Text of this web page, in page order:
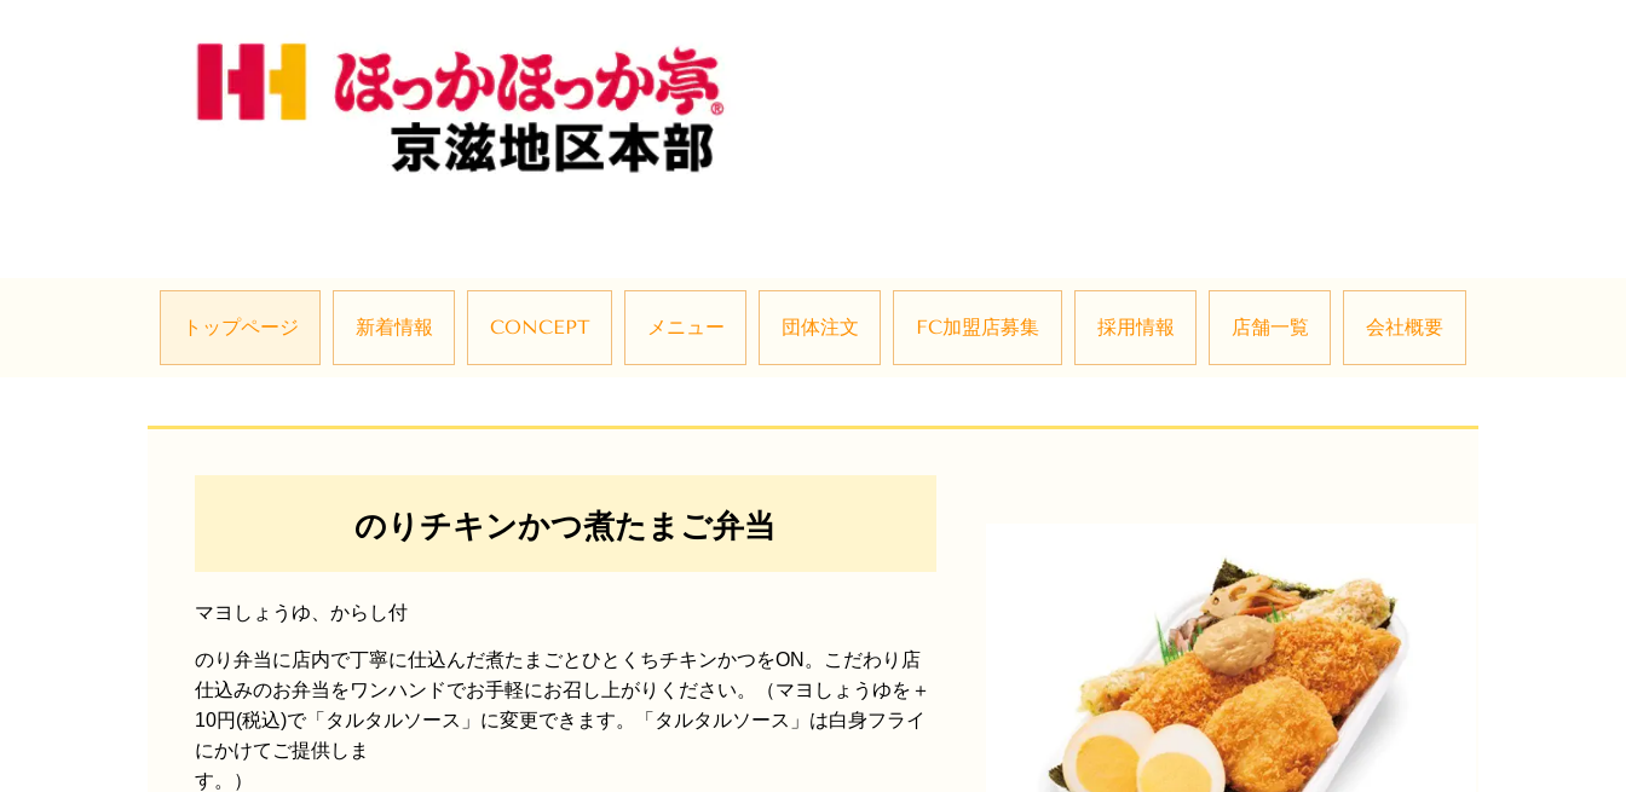
トップページ 新着情報 CONCEPT メニュー 団体注文 FC加盟店募集 採用情報 店舗一覧 会社概要
のりチキンかつ煮たまご弁当
マヨしょうゆ、からし付
のり弁当に店内で丁寧に仕込んだ煮たまごとひとくちチキンかつをON。こだわり店
仕込みのお弁当をワンハンドでお手軽にお召し上がりください。（マヨしょうゆを＋
10円(税込)で「タルタルソース」に変更できます。「タルタルソース」は白身フライ
にかけてご提供しま
す。）